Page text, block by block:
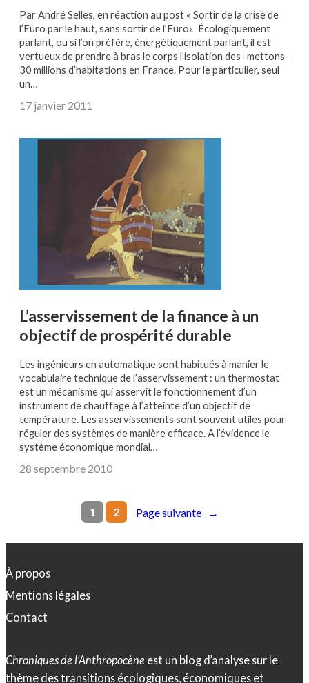
Par André Selles, en réaction au post « Sortir de la crise de
l’Euro par le haut, sans sortir de l’Euro« Écologiquement
parlant, ou si l’on préfère, énergétiquement parlant, il est
vertueux de prendre à bras le corps l’isolation des -mettons-
30 millions d’habitations en France. Pour le particulier, seul
un…
17 janvier 2011
L’asservissement de la finance à un
objectif de prospérité durable
Les ingénieurs en automatique sont habitués à manier le
vocabulaire technique de l’asservissement : un thermostat
est un mécanisme qui asservit le fonctionnement d’un
instrument de chauffage à l’atteinte d’un objectif de
température. Les asservissements sont souvent utiles pour
réguler des systèmes de manière efficace. A l’évidence le
système économique mondial…
28 septembre 2010
1 2 Page suivante →
À propos
Mentions légales
Contact
Chroniques de l’Anthropocène est un blog d’analyse sur le
thème des transitions écologiques, économiques et